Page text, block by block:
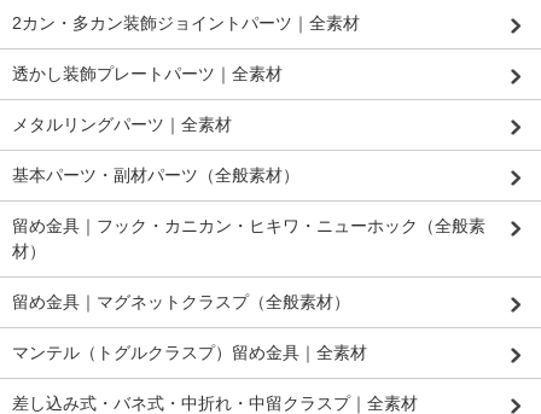
2カン・多カン装飾ジョイントパーツ｜全素材
透かし装飾プレートパーツ｜全素材
メタルリングパーツ｜全素材
基本パーツ・副材パーツ（全般素材）
留め金具｜フック・カニカン・ヒキワ・ニューホック（全般素
材）
留め金具｜マグネットクラスプ（全般素材）
マンテル（トグルクラスプ）留め金具｜全素材
差し込み式・バネ式・中折れ・中留クラスプ｜全素材